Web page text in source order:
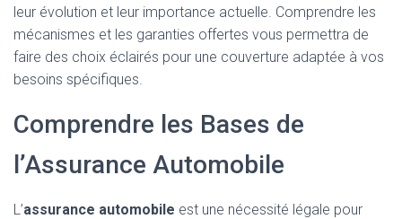
leur évolution et leur importance actuelle. Comprendre les
mécanismes et les garanties offertes vous permettra de
faire des choix éclairés pour une couverture adaptée à vos
besoins spécifiques.
Comprendre les Bases de
l’Assurance Automobile
L’assurance automobile est une nécessité légale pour